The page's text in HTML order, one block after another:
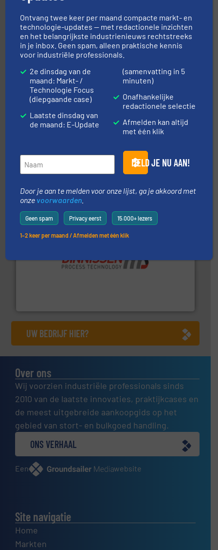
Euro Manchetten & Compensatoren is al meer dan
dertig jaar actief op het gebied van flexibele
verbindingen en luchttechniek.Meer info ➜
Van Low Budget Stofmeting tot Broken Bag Detection,
van officiële mg/Nm³ tot QAL1 metingen: Optyl is het
aanspreekpunt voor uw vragen omtrent stof.Meer info
UW BEDRIJF HIER?
Over ons
Wij voorzien industriële professionals sinds
2010 van de laatste innovaties, praktijkcases en
de meest uitgebreide aankoopgids op het
gebied van stort- en bulkgoed handling.
ONS VERHAAL
Een website
Site navigatie
Home
Markten
Ontvang twee keer per maand compacte markt- en
technologie-updates — met redactionele inzichten
en het belangrijkste industrienieuws rechtstreeks
in je inbox. Geen spam, alleen praktische kennis
voor industriële professionals.
2e dinsdag van de
maand: Markt- /
Technologie Focus
(diepgaande case)
Laatste dinsdag van
de maand: E-Update
(samenvatting in 5
minuten)
Onafhankelijke
redactionele selectie
Afmelden kan altijd
met één klik
MELD JE NU AAN!
Door je aan te melden voor onze lijst, ga je akkoord met
onze voorwaarden
Geen spam Privacy eerst 15.000+ lezers
1–2 keer per maand / Afmelden met één klik